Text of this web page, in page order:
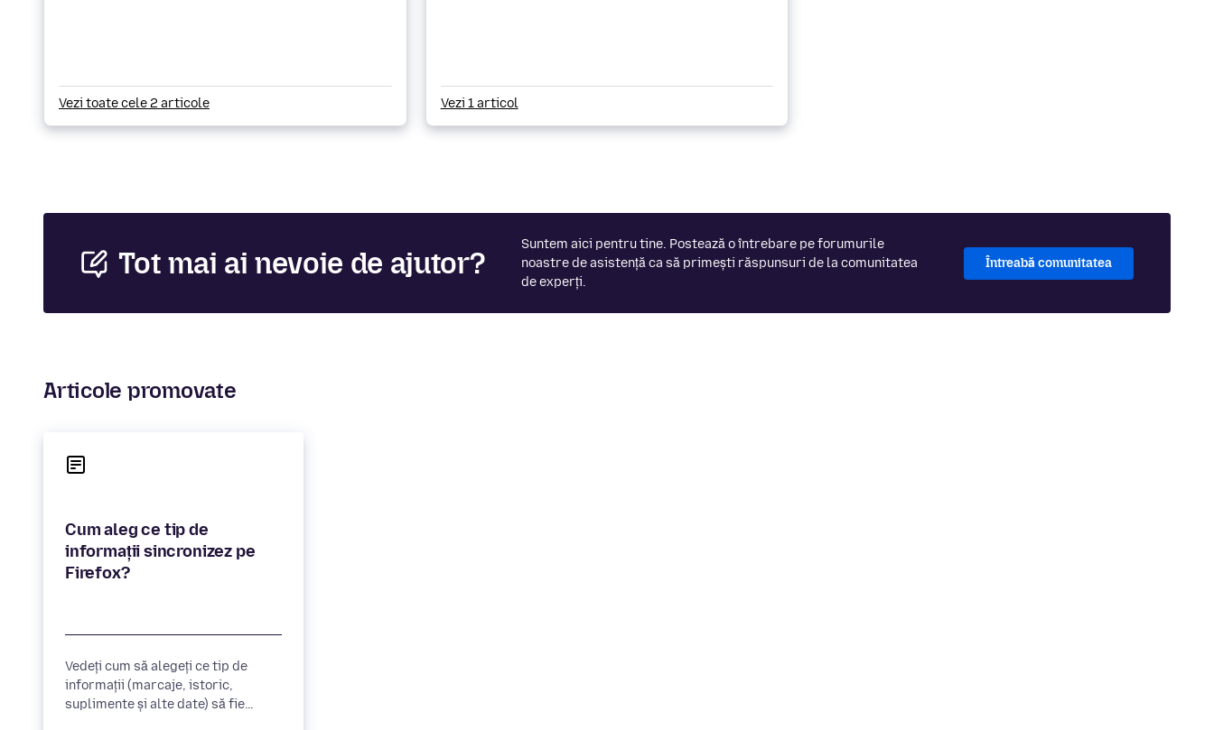
Vezi toate cele 2 articole Vezi 1 articol
Tot mai ai nevoie de ajutor?
Suntem aici pentru tine. Postează o întrebare pe forumurile
noastre de asistență ca să primești răspunsuri de la comunitatea
de experți.
Întreabă comunitatea
Articole promovate
Cum aleg ce tip de
informații sincronizez pe
Firefox?
Vedeți cum să alegeți ce tip de
informații (marcaje, istoric,
suplimente și alte date) să fie